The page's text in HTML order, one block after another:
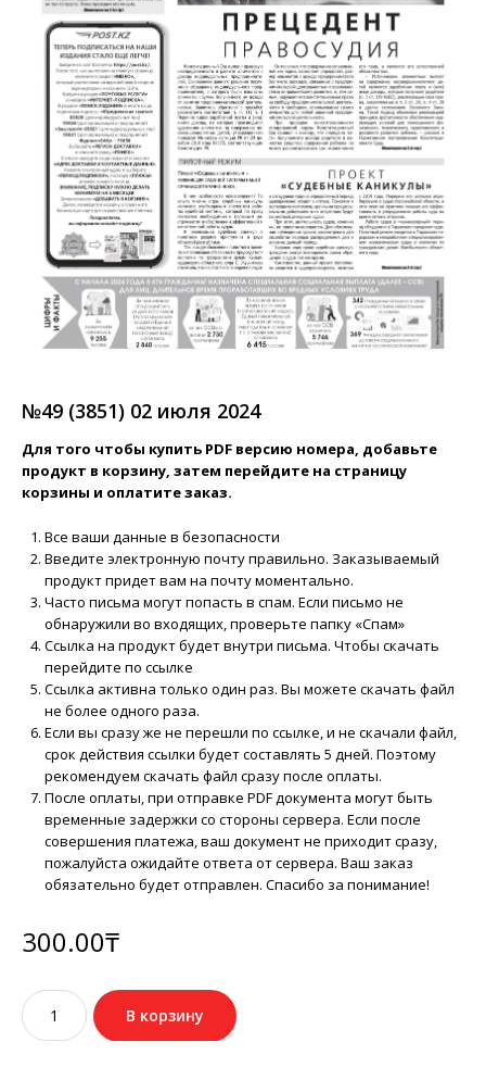
№49 (3851) 02 июля 2024
Для того чтобы купить PDF версию номера, добавьте
продукт в корзину, затем перейдите на страницу
корзины и оплатите заказ.
Все ваши данные в безопасности
Введите электронную почту правильно. Заказываемый
продукт придет вам на почту моментально.
Часто письма могут попасть в спам. Если письмо не
обнаружили во входящих, проверьте папку «Спам»
Ссылка на продукт будет внутри письма. Чтобы скачать
перейдите по ссылке
Ссылка активна только один раз. Вы можете скачать файл
не более одного раза.
Если вы сразу же не перешли по ссылке, и не скачали файл,
срок действия ссылки будет составлять 5 дней. Поэтому
рекомендуем скачать файл сразу после оплаты.
После оплаты, при отправке PDF документа могут быть
временные задержки со стороны сервера. Если после
совершения платежа, ваш документ не приходит сразу,
пожалуйста ожидайте ответа от сервера. Ваш заказ
обязательно будет отправлен. Спасибо за понимание!
300.00₸
Количество
товара
№49
В корзину